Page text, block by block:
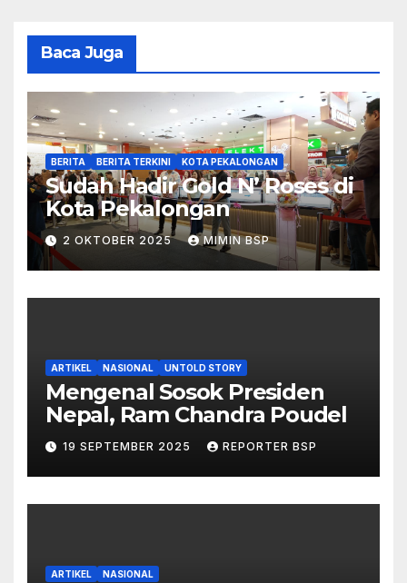
Baca Juga
BERITA BERITA TERKINI KOTA PEKALONGAN
Sudah Hadir Gold N’ Roses di
Kota Pekalongan
2 OKTOBER 2025 MIMIN BSP
ARTIKEL NASIONAL UNTOLD STORY
Mengenal Sosok Presiden
Nepal, Ram Chandra Poudel
19 SEPTEMBER 2025 REPORTER BSP
ARTIKEL NASIONAL